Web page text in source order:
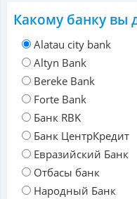
Какому банку вы
Alatau city bank
Altyn Bank
Bereke Bank
Forte Bank
Банк RBK
Банк ЦентрКредит
Евразийский Банк
Отбасы банк
Народный Банк